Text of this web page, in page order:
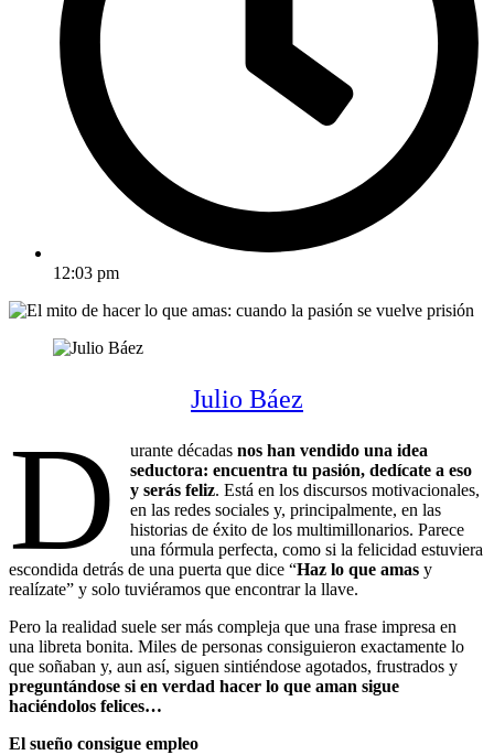
12:03 pm
Julio Báez
D urante décadasnos han vendido una idea
seductora: encuentra tu pasión, dedícate a eso
y serás feliz. Está en los discursos motivacionales,
en las redes sociales y, principalmente, en las
historias de éxito de los multimillonarios. Parece
una fórmula perfecta, como si la felicidad estuviera
escondida detrás de una puerta que dice “Haz lo que amas y
realízate” y solo tuviéramos que encontrar la llave.
Pero la realidad suele ser más compleja que una frase impresa en
una libreta bonita. Miles de personas consiguieron exactamente lo
que soñaban y, aun así, siguen sintiéndose agotados, frustrados y
preguntándose si en verdad hacer lo que aman sigue
haciéndolos felices…
El sueño consigue empleo